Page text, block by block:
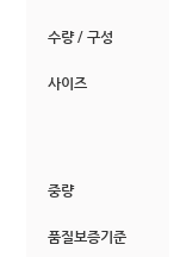
수량 / 구성
사이즈
중량
품질보증기준